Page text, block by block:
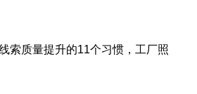
索质量提升的11个习惯，工厂照